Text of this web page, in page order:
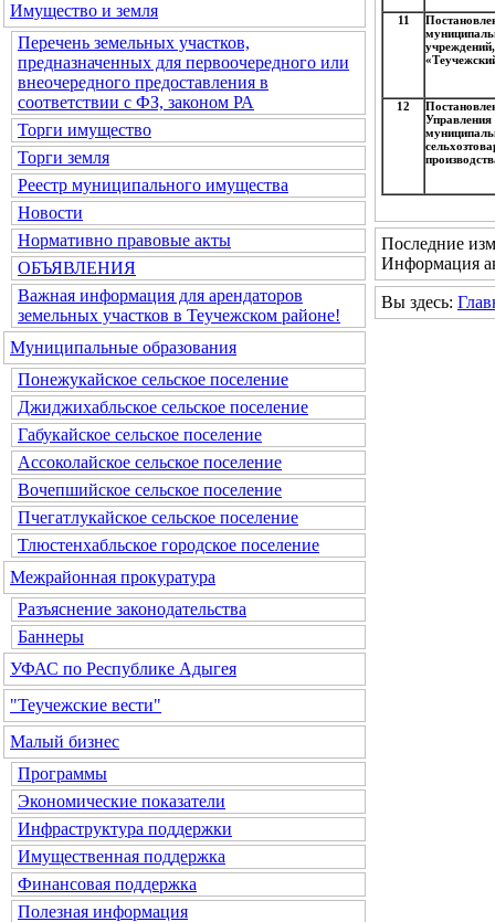
Имущество и земля
Перечень земельных участков,
предназначенных для первоочередного или
внеочередного предоставления в
соответствии с ФЗ, законом РА
Торги имущество
Торги земля
Реестр муниципального имущества
Новости
Нормативно правовые акты
ОБЪЯВЛЕНИЯ
Важная информация для арендаторов
земельных участков в Теучежском районе!
Муниципальные образования
Понежукайское сельское поселение
Джиджихабльское сельское поселение
Габукайское сельское поселение
Ассоколайское сельское поселение
Вочепшийское сельское поселение
Пчегатлукайское сельское поселение
Тлюстенхабльское городское поселение
Межрайонная прокуратура
Разъяснение законодательства
Баннеры
УФАС по Республике Адыгея
"Теучежские вести"
Малый бизнес
Программы
Экономические показатели
Инфраструктура поддержки
Имущественная поддержка
Финансовая поддержка
Полезная информация
11
12
Последние
Информация
Вы здесь: